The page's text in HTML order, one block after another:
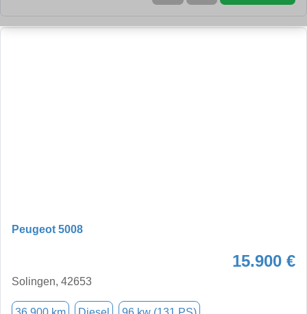
Peugeot 5008
15.900 €
Solingen, 42653